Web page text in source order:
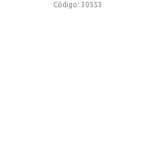
Código: 30553